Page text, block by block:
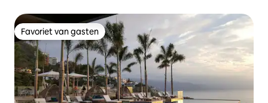
Favoriet van gasten
Favoriet van gasten